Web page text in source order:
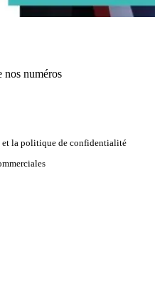
nos numéros
et la politique de confidentialité